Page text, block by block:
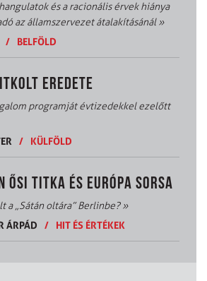
és a racionális érvek hiánya
az államszervezet átalakításánál»
/ BELFÖLD
EREDETE
programját évtizedekkel ezelőtt
/ KÜLFÖLD
ŐSI TITKA ÉS EURÓPA SORSA
a „Sátán oltára” Berlinbe?»
ÁRPÁD
/ HIT ÉS ÉRTÉKEK